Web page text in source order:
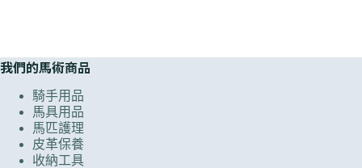
我們的馬術商品
騎手用品
馬具用品
馬匹護理
皮革保養
收納工具